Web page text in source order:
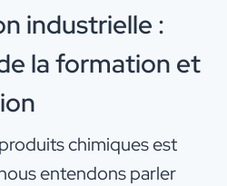
industrielle :
la formation et
chimiques est
entendons parler